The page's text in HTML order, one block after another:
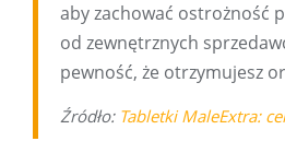
aby zachować ostrożność
od zewnętrznych
pewność, że otrzymujesz
Źródło: Tabletki MaleExtra: